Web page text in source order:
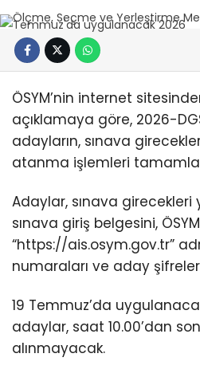
ÖSYM’nin internet
açıklamaya göre, 2026-
adayların, sınava
atanma işlemleri
Adaylar, sınava
sınava giriş belgesini,
“https://ais.osym.gov.tr”
numaraları ve aday
19 Temmuz’da
adaylar, saat 10.00’dan
alınmayacak.